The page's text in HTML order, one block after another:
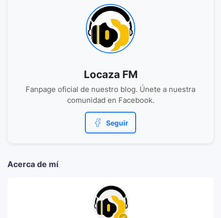
Locaza FM
Fanpage oficial de nuestro blog. Únete a nuestra
comunidad en Facebook.
Seguir
Acerca de mí